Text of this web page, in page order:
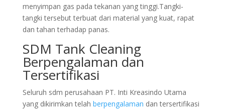
menyimpan gas pada tekanan yang tinggi.Tangki-
tangki tersebut terbuat dari material yang kuat, rapat
dan tahan terhadap panas.
SDM Tank Cleaning
Berpengalaman dan
Tersertifikasi
Seluruh sdm perusahaan PT. Inti Kreasindo Utama
yang dikirimkan telah berpengalaman dan tersertifikasi